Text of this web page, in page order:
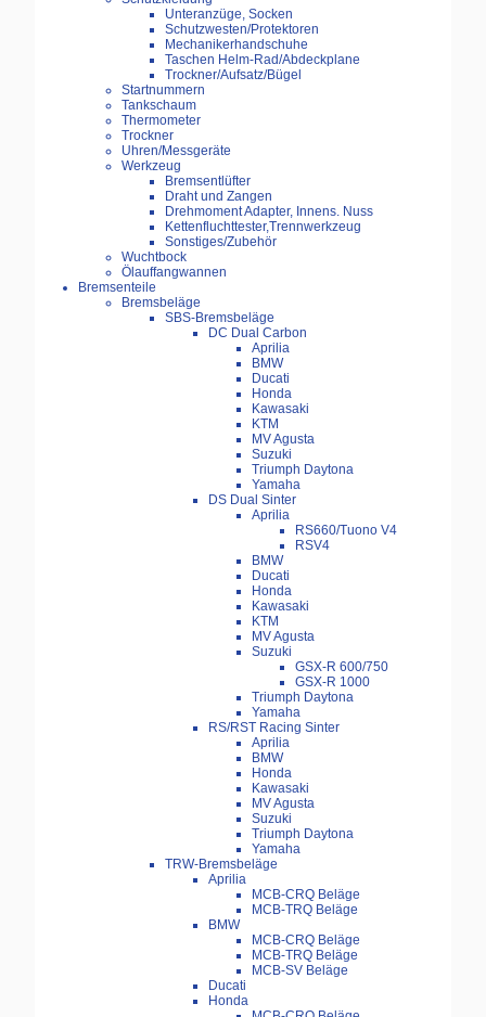
Unteranzüge, Socken
Schutzwesten/Protektoren
Mechanikerhandschuhe
Taschen Helm-Rad/Abdeckplane
Trockner/Aufsatz/Bügel
Startnummern
Tankschaum
Thermometer
Trockner
Uhren/Messgeräte
Werkzeug
Bremsentlüfter
Draht und Zangen
Drehmoment Adapter, Innens. Nuss
Kettenfluchttester,Trennwerkzeug
Sonstiges/Zubehör
Wuchtbock
Ölauffangwannen
Bremsenteile
Bremsbeläge
SBS-Bremsbeläge
DC Dual Carbon
Aprilia
BMW
Ducati
Honda
Kawasaki
KTM
MV Agusta
Suzuki
Triumph Daytona
Yamaha
DS Dual Sinter
Aprilia
RS660/Tuono V4
RSV4
BMW
Ducati
Honda
Kawasaki
KTM
MV Agusta
Suzuki
GSX-R 600/750
GSX-R 1000
Triumph Daytona
Yamaha
RS/RST Racing Sinter
Aprilia
BMW
Honda
Kawasaki
MV Agusta
Suzuki
Triumph Daytona
Yamaha
TRW-Bremsbeläge
Aprilia
MCB-CRQ Beläge
MCB-TRQ Beläge
BMW
MCB-CRQ Beläge
MCB-TRQ Beläge
MCB-SV Beläge
Ducati
Honda